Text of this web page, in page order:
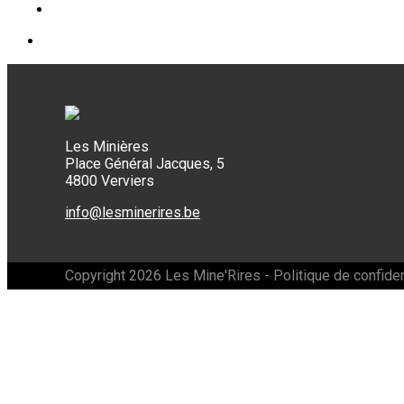
Les Minières
Place Général Jacques, 5
4800 Verviers
info@lesminerires.be
Copyright 2026 Les Mine'Rires - Politique de